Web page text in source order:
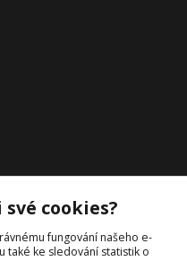
cookies?
fungování našeho e-
také ke sledování statistik o